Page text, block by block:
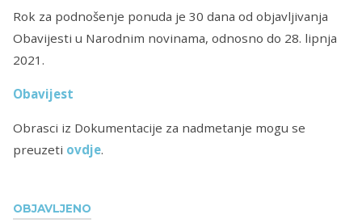
OBJAVLJENO
Rok za podnošenje ponuda je 30 dana od objavljivanja
Obavijesti u Narodnim novinama, odnosno do ‎28. ‎lipnja
‎2021‎.
Obavijest
Obrasci iz Dokumentacije za nadmetanje mogu se
preuzeti ovdje.